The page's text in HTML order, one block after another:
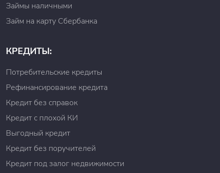
Займы наличными
Займ на карту Сбербанка
КРЕДИТЫ:
Потребительские кредиты
Рефинансирование кредита
Кредит без справок
Кредит с плохой КИ
Выгодный кредит
Кредит без поручителей
Кредит под залог недвижимости